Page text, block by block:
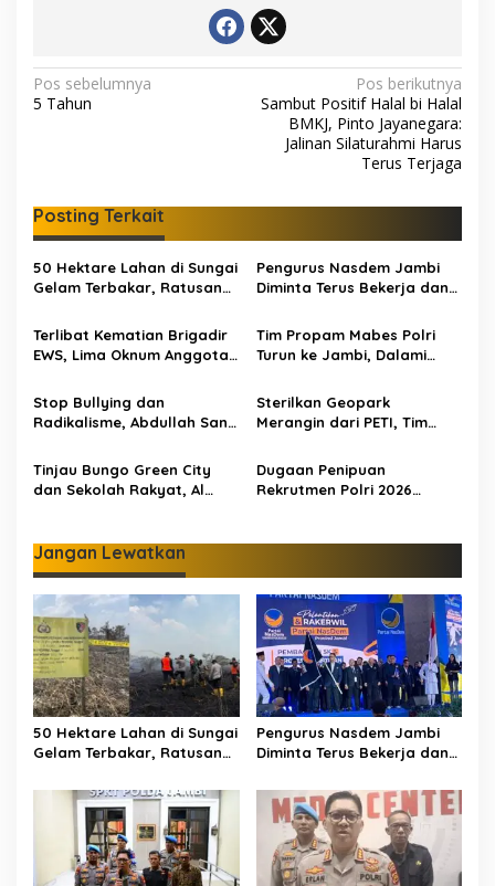
N
a
g
a
s
p
o
s
Pos sebelumnya
5 Tahun
Pos berikutnya
Sambut Positif Halal bi Halal
BMKJ, Pinto Jayanegara:
Jalinan Silaturahmi Harus
Terus Terjaga
Posting Terkait
50 Hektare Lahan di Sungai
Gelam Terbakar, Ratusan
Water Bombing Dikerahkan
Lakukan Pemadaman
Pengurus Nasdem Jambi
Diminta Terus Bekerja dan
Suara di Pemilu 2029
Terlibat Kematian Brigadir
EWS, Lima Oknum Anggota
Tim Propam Mabes Polri
Turun ke Jambi, Dalami
Rekrutmen Polri
Stop Bullying dan
Radikalisme, Abdullah Sani
Terdepan Bangsa
Sterilkan Geopark
Merangin dari PETI, Tim
Rakit Tambang Ilegal
Tinjau Bungo Green City
dan Sekolah Rakyat, Al
Infrastruktur
Dugaan Penipuan
Rekrutmen Polri 2026
Propam Polda Jambi
Jangan Lewatkan
50 Hektare Lahan di Sungai
Gelam Terbakar, Ratusan
Water Bombing Dikerahkan
Lakukan Pemadaman
Pengurus Nasdem Jambi
Diminta Terus Bekerja dan
Suara di Pemilu 2029